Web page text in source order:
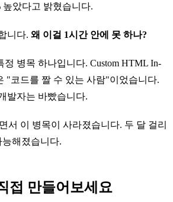
높았다고 밝혔습니다.
니다. 왜 이걸 1시간 안에 못 하나?
병목 하나입니다. Custom HTML In-
"코드를 짤 수 있는 사람"이었습니다.
발자는 바빴습니다.
서 이 병목이 사라졌습니다. 두 달 걸리
능해졌습니다.
접 만들어보세요